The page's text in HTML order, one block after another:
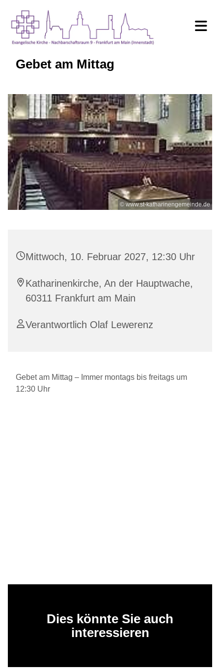
Gebet am Mittag
© www.st-katharinengemeinde.de
Mittwoch, 10. Februar 2027, 12:30 Uhr
Katharinenkirche, An der Hauptwache,
60311 Frankfurt am Main
Verantwortlich Olaf Lewerenz
Gebet am Mittag – Immer montags bis freitags um
12:30 Uhr
Dies könnte Sie auch
interessieren